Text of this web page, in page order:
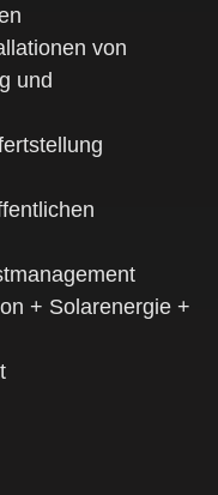
von
und
+ Solarenergie +